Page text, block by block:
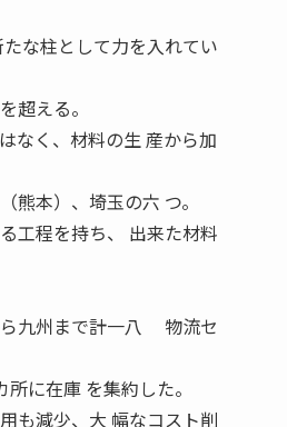
な柱として力を入れてい
超える。
なく、材料の生 産から加
本）、埼玉の六 つ。
工程を持ち、 出来た材料
ら九州まで計一八 物流セ
に在庫 を集約した。
も減少、大 幅なコスト削